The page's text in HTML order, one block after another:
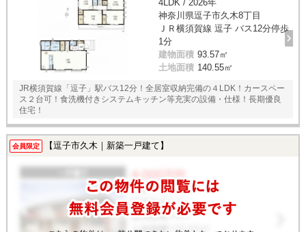
4LDK / 2026年
神奈川県逗子市久木8丁目
ＪＲ横須賀線 逗子 バス12分停歩
1分
建物面積 93.57㎡
土地面積 140.55㎡
JR横須賀線「逗子」駅バス12分！全居室収納完備の４LDK！カースペー
ス２台可！食洗機付きシステムキッチン等充実の設備・仕様！長期優良
住宅！
会員限定 【逗子市久木｜新築一戸建て】